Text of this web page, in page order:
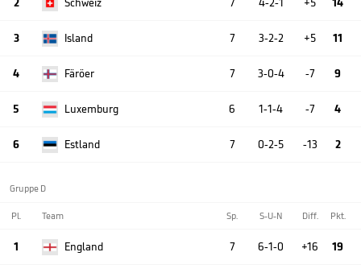
3 Island 7 3-2-2 +5 11
4 Färöer 7 3-0-4 -7 9
5 Luxemburg 6 1-1-4 -7 4
6 Estland 7 0-2-5 -13 2
Gruppe D
Pl. Team Sp. S-U-N Diff. Pkt.
1 England 7 6-1-0 +16 19